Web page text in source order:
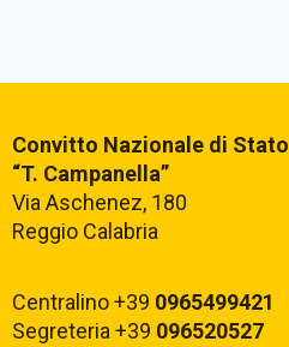
Convitto Nazionale di Stato
“T. Campanella”
Via Aschenez, 180
Reggio Calabria
Centralino +39 0965499421
Segreteria +39 096520527